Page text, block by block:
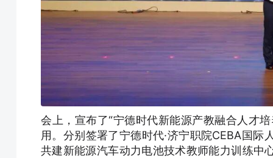
会上，宣布了“宁德时代新能源产教融合人才
用。分别签署了宁德时代·济宁职院CEBA国
共建新能源汽车动力电池技术教师能力训练中